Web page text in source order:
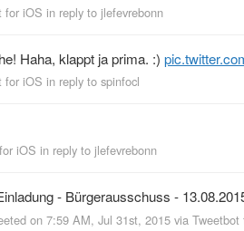
for iΟS in reply to jlefevrebonn
Haha, klappt ja prima. :)
for iΟS in reply to spinfocl
iΟS in reply to jlefevrebonn
- Bürgerausschuss -
on 7:59 AM, Jul 31st, 2015 via